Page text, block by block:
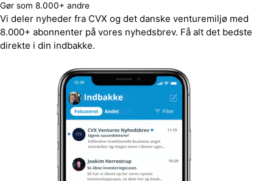
Gør som 8.000+ andre
Vi deler nyheder fra CVX og det danske venturemiljø med
8.000+ abonnenter på vores nyhedsbrev. Få alt det bedste
direkte i din indbakke.